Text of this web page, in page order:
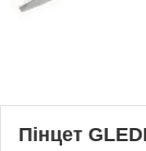
Пінцет